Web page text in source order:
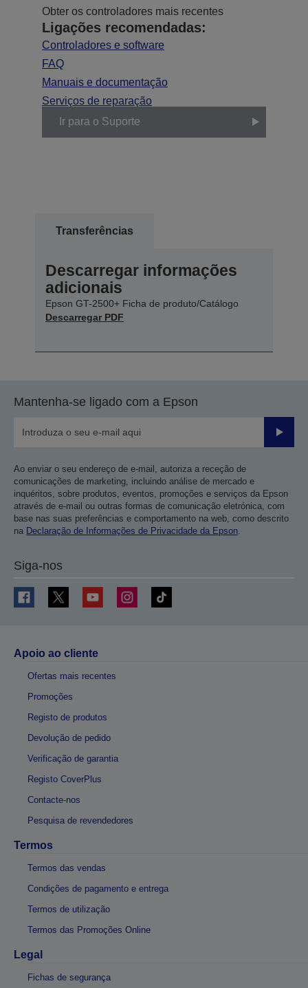
Obter os controladores mais recentes
Ligações recomendadas:
Controladores e software
FAQ
Manuais e documentação
Serviços de reparação
Ir para o Suporte
Transferências
Descarregar informações
adicionais
Epson GT-2500+ Ficha de produto/Catálogo
Descarregar PDF
Mantenha-se ligado com a Epson
Enviar
Ao enviar o seu endereço de e-mail, autoriza a receção de
comunicações de marketing, incluindo análise de mercado e
inquéritos, sobre produtos, eventos, promoções e serviços da Epson
através de e-mail ou outras formas de comunicação eletrónica, com
base nas suas preferências e comportamento na web, como descrito
na Declaração de Informações de Privacidade da Epson
Siga-nos
Apoio ao cliente
Ofertas mais recentes
Promoções
Registo de produtos
Devolução de pedido
Verificação de garantia
Registo CoverPlus
Contacte-nos
Pesquisa de revendedores
Termos
Termos das vendas
Condições de pagamento e entrega
Termos de utilização
Termos das Promoções Online
Legal
Fichas de segurança